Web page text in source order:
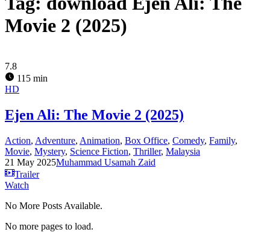
Movie 2 (2025)
7.8
115 min
HD
Ejen Ali: The Movie 2 (2025)
Action, Adventure, Animation, Box Office, Comedy, Family,
Movie, Mystery, Science Fiction, Thriller, Malaysia
21 May 2025Muhammad Usamah Zaid
Trailer
Watch
No More Posts Available.
No more pages to load.